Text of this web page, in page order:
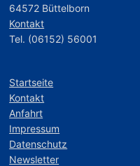
64572 Büttelborn
Kontakt
Tel. (06152) 56001
Startseite
Kontakt
Anfahrt
Impressum
Datenschutz
Newsletter